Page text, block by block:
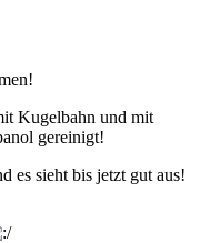
Kugelbahn und mit
gereinigt!
es sieht bis jetzt gut aus!